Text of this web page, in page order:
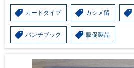
カードタイプ カシメ留
バンチブック 販促製品